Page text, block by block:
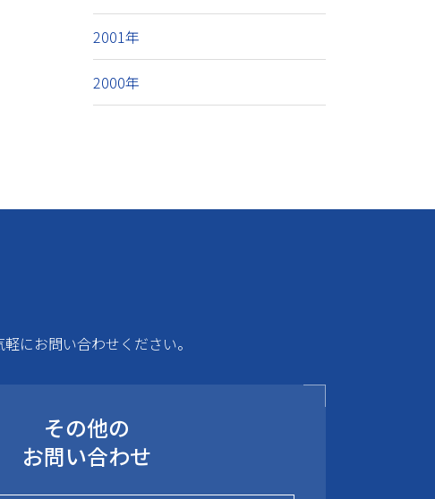
2001年
2000年
にお問い合わせください。
その他の
お問い合わせ